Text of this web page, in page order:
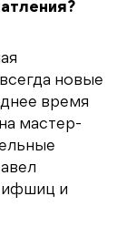
новые
время
мастер-
и